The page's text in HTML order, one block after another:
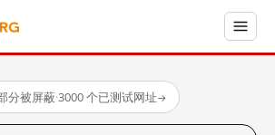
分被屏蔽·3000 个已测试网址→